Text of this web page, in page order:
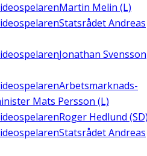
Martin Melin (L)
Statsrådet Andreas
Jonathan Svensson
Arbetsmarknads-
Mats Persson (L)
Roger Hedlund
Statsrådet Andreas